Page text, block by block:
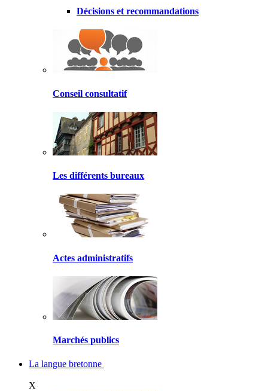
Décisions et recommandations
Conseil consultatif
Les différents bureaux
Actes administratifs
Marchés publics
La langue bretonne
X